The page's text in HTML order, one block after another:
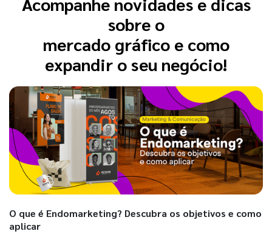
sobre o
mercado gráfico e como
expandir o seu negócio!
O que é Endomarketing? Descubra os objetivos e como
aplicar